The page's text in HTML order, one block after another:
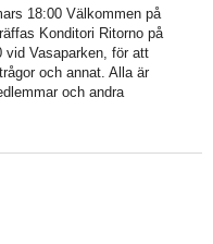
18:00 Välkommen på
Konditori Ritorno på
vid Vasaparken, för att
och annat. Alla är
och andra